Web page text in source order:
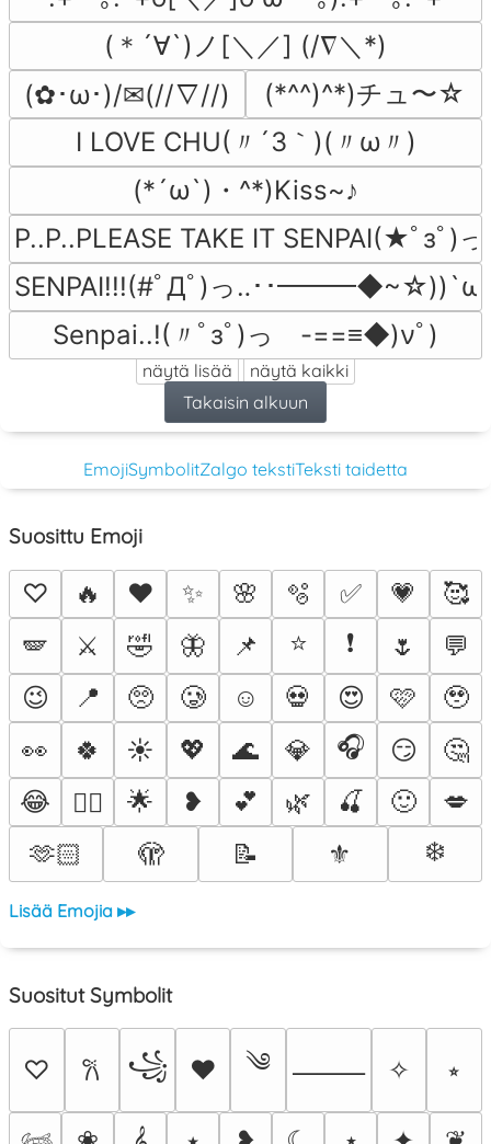
(＊´∀`)ノ[＼／] (/∇＼*)
(✿･ω･)/✉(//∇//)
(*^^)^*)チュ〜☆
I LOVE CHU(〃´3｀)(〃ω〃)
(*´ω`)・^*)Kiss~♪
P..P..PLEASE TAKE IT SENPAI(★ﾟзﾟ)
SENPAI!!!(#ﾟДﾟ)っ‥･･━━━◆~☆))`ωﾟ
Senpai..!(〃ﾟзﾟ)っ　-==≡◆)νﾟ)
näytä lisää
näytä kaikki
Takaisin alkuun
EmojiSymbolitZalgo tekstiTeksti taidetta
Suosittu Emoji
♡ 🔥 ❤️ ✨ 🌸 🫧 ✅ 💗
🥰
🪽
⚔️ 🤣 🦋 📌 ⭐ ❗ 🌷
💬
😉
📍 🥺 🥲 ☺️ 💀 😍 🩷
🥹
👀
🍀 ☀️ 💖 🌊 💎 🎧 😏
🤔
😂
❤️‍🔥 🌟 ❥ 💕 🌿 🍒 🙂
💋
🫶🏻
🫣 📝 ⚜️ ❄️
Lisää Emojia ▸▸
Suositut Symbolit
♡ 𐙚 ꧁ ♥ ༄ ⸻ ✧ ⭒